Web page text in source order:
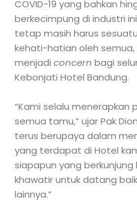
Hotel
Directory
Login
Search
COVID-19 yang bahkan
berkecimpung di industri
tetap masih harus
kehati-hatian oleh
menjadi concern bagi
Kebonjati Hotel Bandung.
“Kami selalu
semua tamu,” ujar Pak
terus berupaya dalam
yang terdapat di Hotel
siapapun yang
khawatir untuk datang
lainnya.”